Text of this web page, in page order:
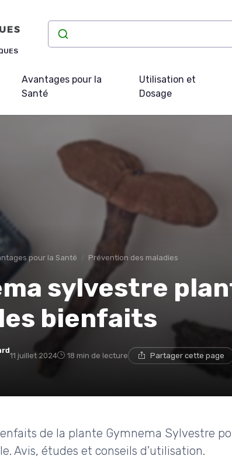
Avantages pour la
Santé
Utilisation et
Dosage
pour la Santé Prévention des maladies
sylvestre
bienfaits
11 juillet 2024 18 min de lecture Partager cette page
de la plante Gymnema Sylvestre
Avis, études et conseils d'utilisation.